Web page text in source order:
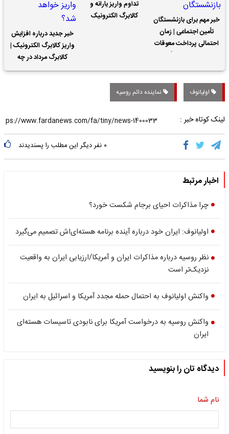
خبر مهم برای بازنشستگان
تأمین اجتماعی | زمان
احتمالی پرداخت معوقات
تداوم واریز یارانه و
کالابرگ الکترونیک
خبر جدید درباره افزایش
واریز کالابرگ الکترونیک |
کالابرگ مرداد در چه
تاریخی واریز خواهد شد؟
اولیانوف نماینده دائم روسیه
لینک کوتاه خبر :
۰ نفر دیگر این مطلب را پسندیدند
اخبار مرتبط
چرا مذاکرات احیای برجام شکست خورد؟
اولیانوف: ایران خود درباره آینده برنامه هسته‌ای‌اش تصمیم‌ می‌گیرد
نظر روسیه درباره مذاکرات ایران و آمریکا/ارزیابی ایران به واقعیت
نزدیک‌تر است
واکنش اولیانوف به احتمال حمله مجدد آمریکا و اسرائیل به ایران
واکنش روسیه به درخواست آمریکا برای نابودی تاسیسات هسته‌ای
ایران
دیدگاه تان را بنویسید
نام شما